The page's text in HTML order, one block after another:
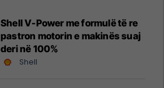
Shell V-Power me formulë të re
pastron motorin e makinës suaj
deri në 100%
Shell